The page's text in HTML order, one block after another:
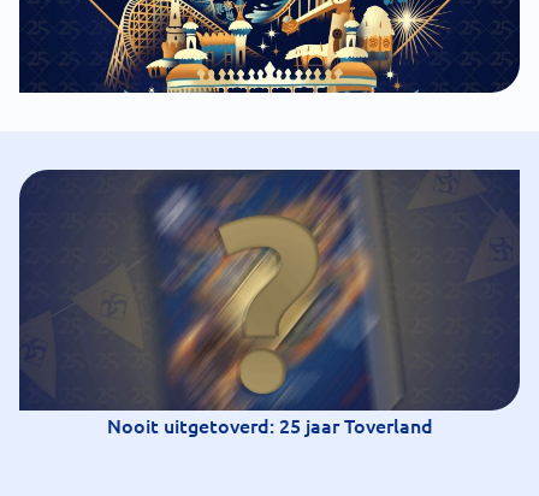
Nooit uitgetoverd: 25 jaar Toverland